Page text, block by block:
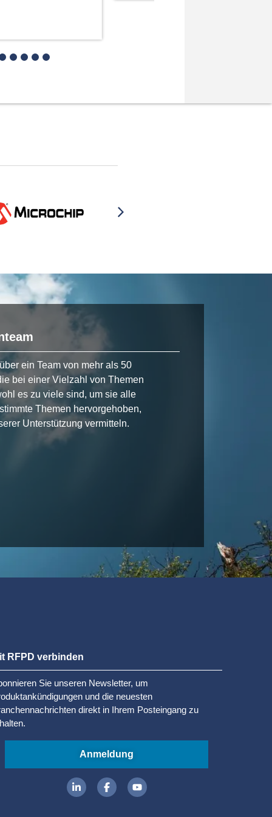
ein Team von mehr als 50
bei einer Vielzahl von Themen
es zu viele sind, um sie alle
Themen hervorgehoben,
Unterstützung vermitteln.
RFPD verbinden
Sie unseren Newsletter, um
und die neuesten
direkt in Ihrem Posteingang zu
Anmeldung